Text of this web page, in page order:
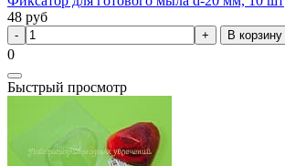
48 руб
В корзину
0
Быстрый просмотр